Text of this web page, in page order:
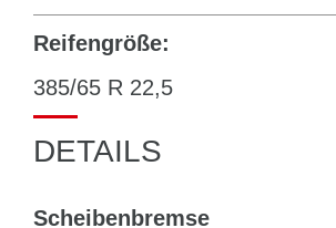
Reifengröße:
385/65 R 22,5
DETAILS
Scheibenbremse